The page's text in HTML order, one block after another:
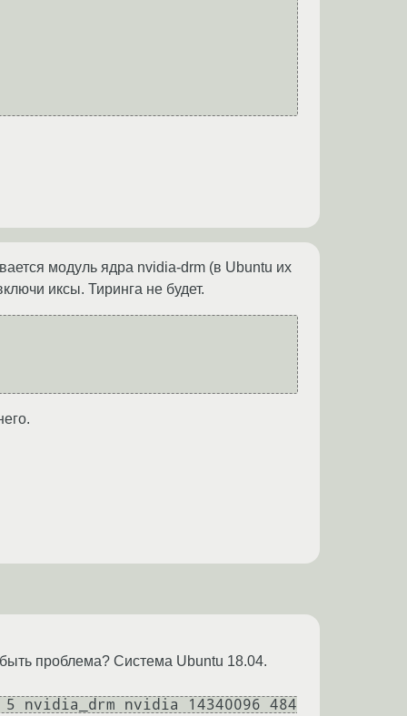
модуль ядра nvidia-drm (в Ubuntu их
иксы. Тиринга не будет.
проблема? Система Ubuntu 18.04.
5 nvidia_drm nvidia 14340096 484